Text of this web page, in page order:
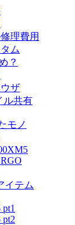
理費用
ム
？
ザ
ル共有
モノ
イテム
pt2